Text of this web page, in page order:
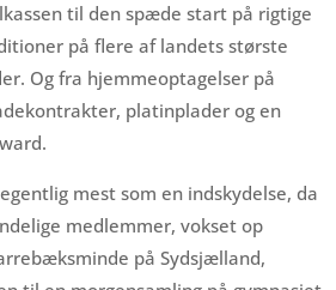
til den spæde start på rigtige
på flere af landets største
Og fra hjemmeoptagelser på
platinplader og en
mest som en indskydelse, da
medlemmer, vokset op
på Sydsjælland,